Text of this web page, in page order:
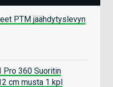
PTM jäähdytyslevyn
Pro 360 Suoritin
cm musta 1 kpl